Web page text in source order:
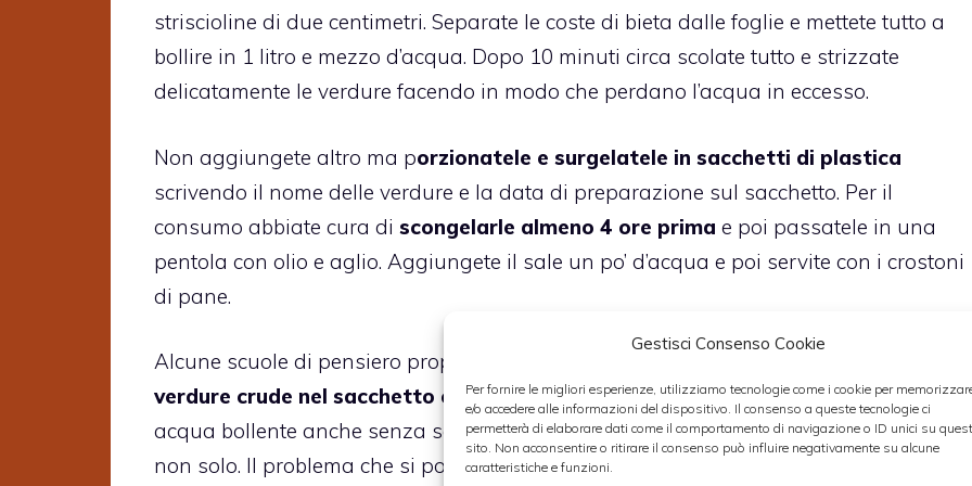
Gestisci Consenso Cookie
Per fornire le migliori esperienze, utilizziamo tecnologie come i cookie per
e/o accedere alle informazioni del dispositivo. Il consenso a queste tecnologie ci
permetterà di elaborare dati come il comportamento di navigazione o ID unici su
sito. Non acconsentire o ritirare il consenso può influire negativamente su alcune
caratteristiche e funzioni.
striscioline di due centimetri. Separate le coste di bieta dalle foglie e mettete tutto a
bollire in 1 litro e mezzo d’acqua. Dopo 10 minuti circa scolate tutto e strizzate
delicatamente le verdure facendo in modo che perdano l’acqua in eccesso.
Non aggiungete altro ma porzionatele e surgelatele in sacchetti di plastica
scrivendo il nome delle verdure e la data di preparazione sul sacchetto. Per il
consumo abbiate cura di scongelarle almeno 4 ore prima e poi passatele in una
pentola con olio e aglio. Aggiungete il sale un po’ d’acqua e poi servite con i crostoni
di pane.
Alcune scuole di pensiero propongono di
verdure crude nel sacchetto classico. Così facendo le verdure si possono gettare in
acqua bollente anche senza scongelarle, proprio come si fa con i cubetti di spinaci e
non solo. Il problema che si potrebbe riscontrare è che perdono consistenza e sapore